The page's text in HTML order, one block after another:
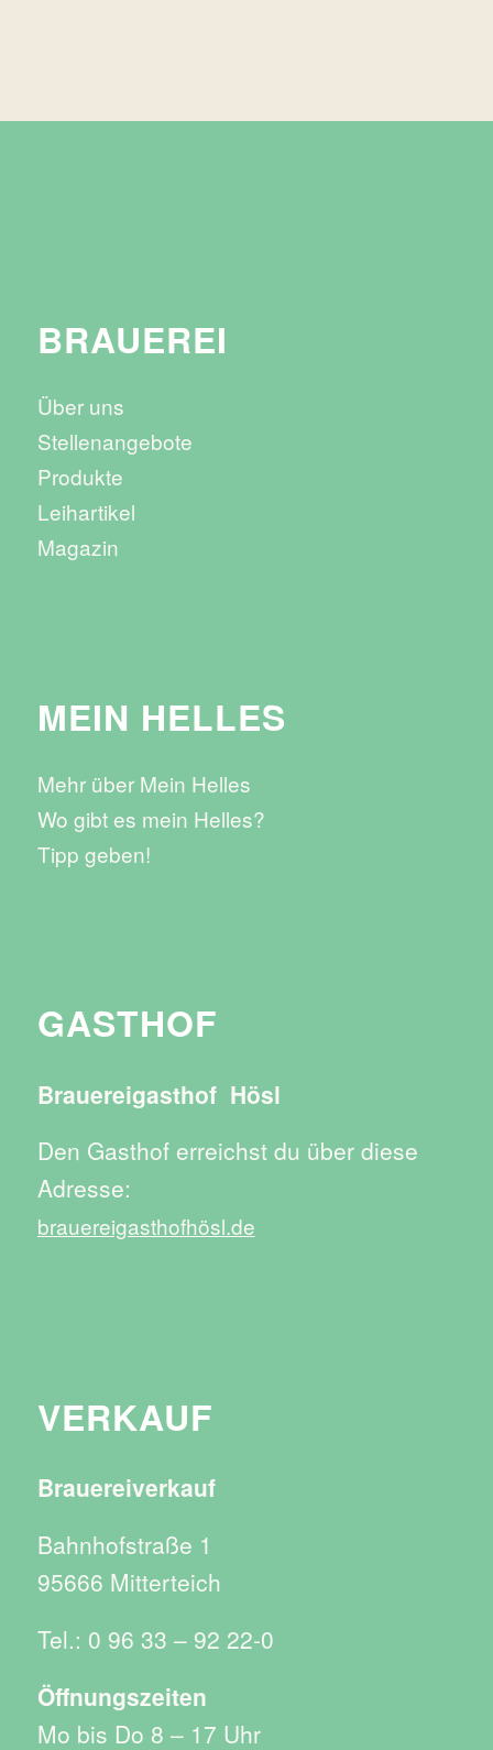
BRAUEREI
Über uns
Stellenangebote
Produkte
Leihartikel
Magazin
MEIN HELLES
Mehr über Mein Helles
Wo gibt es mein Helles?
Tipp geben!
GASTHOF
Brauereigasthof Hösl
Den Gasthof erreichst du über diese
Adresse:
brauereigasthofhösl.de
VERKAUF
Brauereiverkauf
Bahnhofstraße 1
95666 Mitterteich
Tel.: 0 96 33 – 92 22-0
Öffnungszeiten
Mo bis Do 8 – 17 Uhr